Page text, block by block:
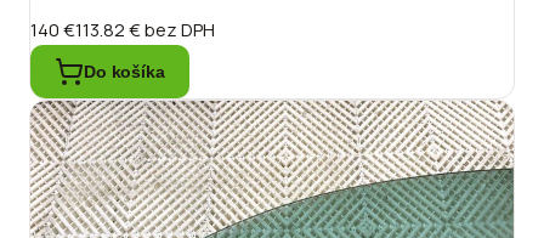
140 €113.82 €bez DPH
Do košíka